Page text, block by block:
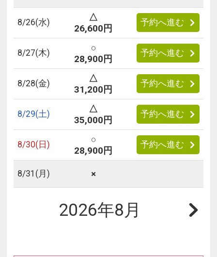
8/26(水)
△
26,600円
予約へ進む
8/27(木)
○
28,900円
予約へ進む
8/28(金)
△
31,200円
予約へ進む
8/29(土)
△
35,000円
予約へ進む
8/30(日)
○
28,900円
予約へ進む
8/31 (月) ×
2026年8月